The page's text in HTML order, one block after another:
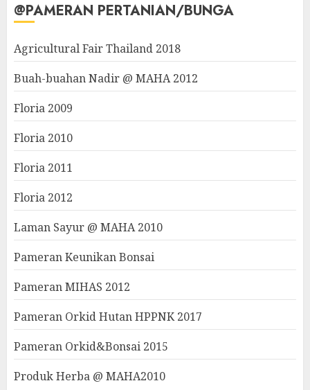
@PAMERAN PERTANIAN/BUNGA
Agricultural Fair Thailand 2018
Buah-buahan Nadir @ MAHA 2012
Floria 2009
Floria 2010
Floria 2011
Floria 2012
Laman Sayur @ MAHA 2010
Pameran Keunikan Bonsai
Pameran MIHAS 2012
Pameran Orkid Hutan HPPNK 2017
Pameran Orkid&Bonsai 2015
Produk Herba @ MAHA2010